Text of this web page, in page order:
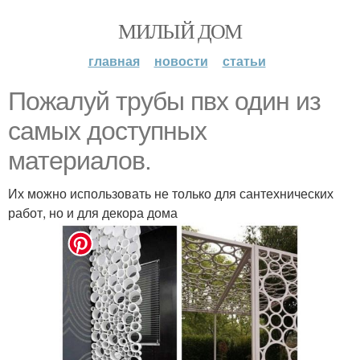
МИЛЫЙ ДОМ
главная новости статьи
Пожалуй трубы пвх один из
самых доступных
материалов.
Их можно использовать не только для сантехнических
работ, но и для декора дома